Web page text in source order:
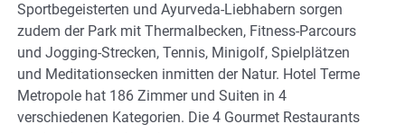
Sportbegeisterten und Ayurveda-Liebhabern sorgen
zudem der Park mit Thermalbecken, Fitness-Parcours
und Jogging-Strecken, Tennis, Minigolf, Spielplätzen
und Meditationsecken inmitten der Natur. Hotel Terme
Metropole hat 186 Zimmer und Suiten in 4
verschiedenen Kategorien. Die 4 Gourmet Restaurants